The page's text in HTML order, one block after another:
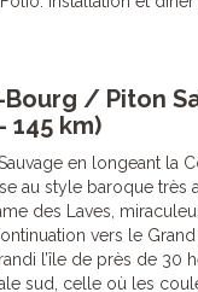
Bourg / Piton
145 km)
en longeant la
au style baroque très
des Laves,
vers le
l’île de près de 30
sud, celle où les